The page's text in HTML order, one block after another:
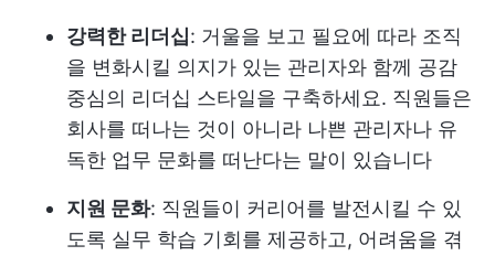
강력한 리더십: 거울을 보고 필요에 따라 조직
을 변화시킬 의지가 있는 관리자와 함께 공감
중심의 리더십 스타일을 구축하세요. 직원들은
회사를 떠나는 것이 아니라 나쁜 관리자나 유
독한 업무 문화를 떠난다는 말이 있습니다
지원 문화: 직원들이 커리어를 발전시킬 수 있
도록 실무 학습 기회를 제공하고, 어려움을 겪